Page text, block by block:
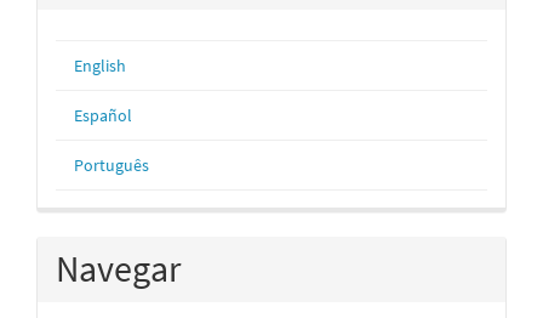
English
Español
Português
Navegar